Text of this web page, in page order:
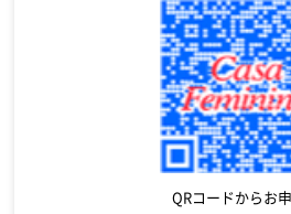
QRコードからお